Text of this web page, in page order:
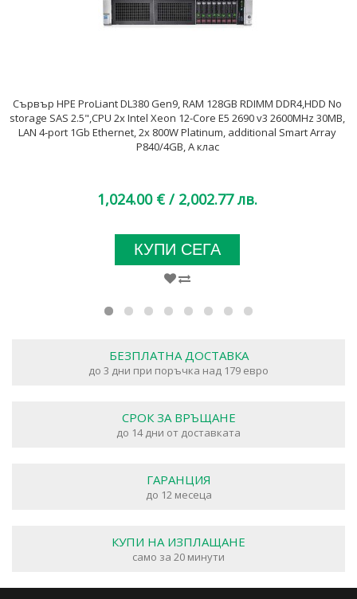
Сървър HPE ProLiant DL380 Gen9, RAM 128GB RDIMM DDR4,HDD No
storage SAS 2.5",CPU 2x Intel Xeon 12-Core E5 2690 v3 2600MHz 30MB,
LAN 4-port 1Gb Ethernet, 2x 800W Platinum, additional Smart Array
P840/4GB, A клас
1,024.00 € / 2,002.77 лв.
КУПИ СЕГА
БЕЗПЛАТНА ДОСТАВКА
до 3 дни при поръчка над 179 евро
СРОК ЗА ВРЪЩАНЕ
до 14 дни от доставката
ГАРАНЦИЯ
до 12 месеца
КУПИ НА ИЗПЛАЩАНЕ
само за 20 минути